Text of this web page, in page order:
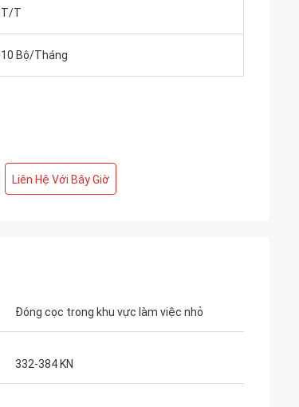
T/T
10 Bộ/Tháng
Liên Hệ Với Bây Giờ
Đóng cọc trong khu vực làm việc nhỏ
332-384 KN